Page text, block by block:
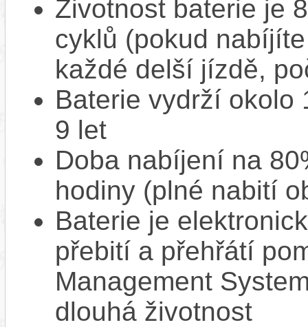
Životnost baterie je
cyklů (pokud
každé delší jízdě,
Baterie vydrží okolo
9 let
Doba nabíjení na
hodiny (plné nabití
Baterie je
přebití a přehřátí
Management
dlouhá životnost